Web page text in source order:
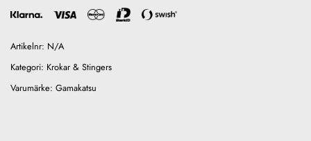
Artikelnr: N/A
Kategori: Krokar & Stingers
Varumärke: Gamakatsu